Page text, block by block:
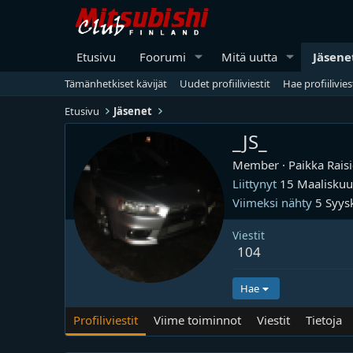
Etusivu Foorumi Mitä uutta
Tämänhetkiset kävijät Uudet profiiliviestit
Hae
Etusivu
Jäsenet
_JS_
Member · Paikka
Liittynyt 15
Viimeksi nähty 5
Viestit
104
Hae
Profiliviestit Viime toiminnot Viestit Tietoja